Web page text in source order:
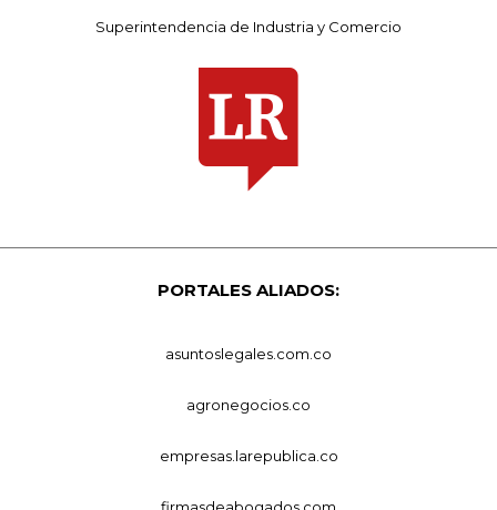
Superintendencia de Industria y Comercio
PORTALES ALIADOS:
asuntoslegales.com.co
agronegocios.co
empresas.larepublica.co